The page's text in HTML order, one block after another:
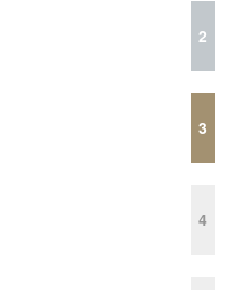
2
3
4